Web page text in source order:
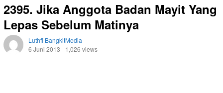
2395. Jika Anggota Badan Mayit Yang
Lepas Sebelum Matinya
Luthfi BangkitMedia
6 Juni 2013
1,026 views